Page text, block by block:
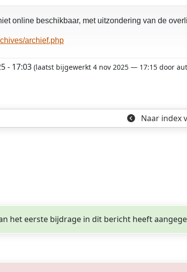
online beschikbaar, met uitzondering van de
archief.php
- 17:03 (laatst bijgewerkt 4 nov 2025 — 17:15 door
Naar index
het eerste bijdrage in dit bericht heeft